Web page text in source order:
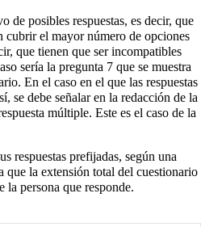
de posibles respuestas, es decir, que
cubrir el mayor número de opciones
que tienen que ser incompatibles
sería la pregunta 7 que se muestra
En el caso en el que las respuestas
se debe señalar en la redacción de la
múltiple. Este es el caso de la
respuestas prefijadas, según una
que la extensión total del cuestionario
la persona que responde.